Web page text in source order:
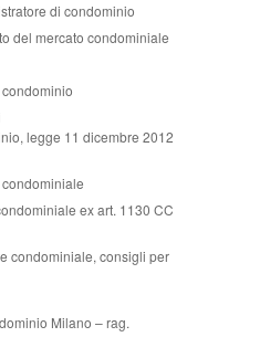
di condominio
del mercato condominiale
legge 11 dicembre 2012
ex art. 1130 CC
condominiale, consigli per
Milano – rag.